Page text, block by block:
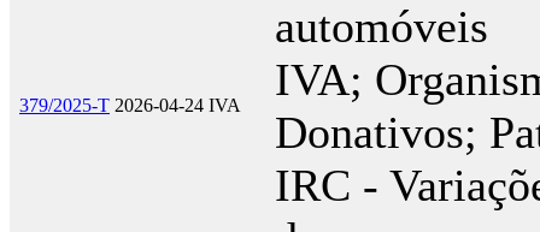
automóveis
379/2025-T 2026-04-24 IVA
IVA;
Donativos;
IRC -